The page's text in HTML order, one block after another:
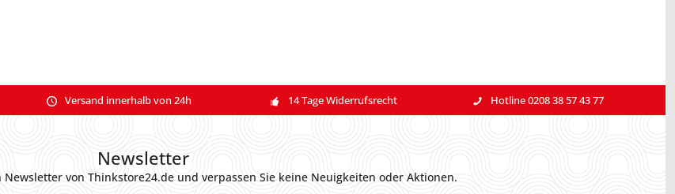
Versand innerhalb von 24h 14 Tage Widerrufsrecht Hotline 0208 38 57 43 77
Newsletter
von Thinkstore24.de und verpassen Sie keine Neuigkeiten oder Aktionen.